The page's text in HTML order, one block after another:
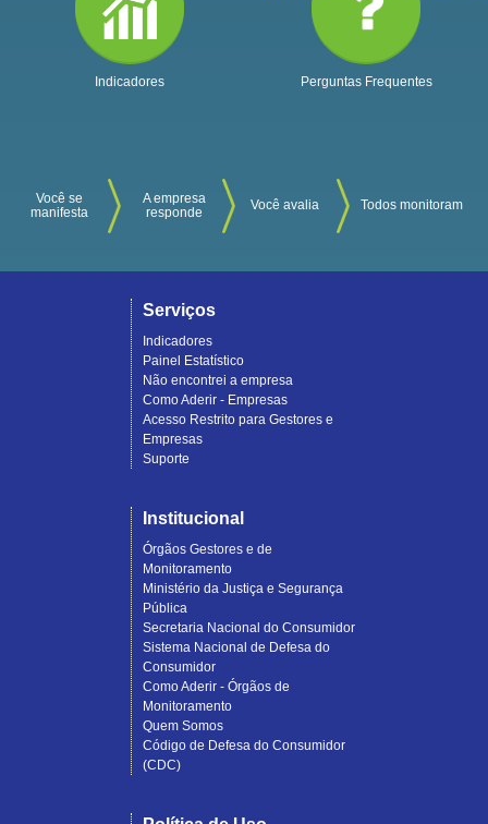
Indicadores Perguntas Frequentes
Você se
manifesta
A empresa
responde
Você avalia Todos monitoram
Serviços
Indicadores
Painel Estatístico
Não encontrei a empresa
Como Aderir - Empresas
Acesso Restrito para Gestores e
Empresas
Suporte
Institucional
Órgãos Gestores e de
Monitoramento
Ministério da Justiça e Segurança
Pública
Secretaria Nacional do Consumidor
Sistema Nacional de Defesa do
Consumidor
Como Aderir - Órgãos de
Monitoramento
Quem Somos
Código de Defesa do Consumidor
(CDC)